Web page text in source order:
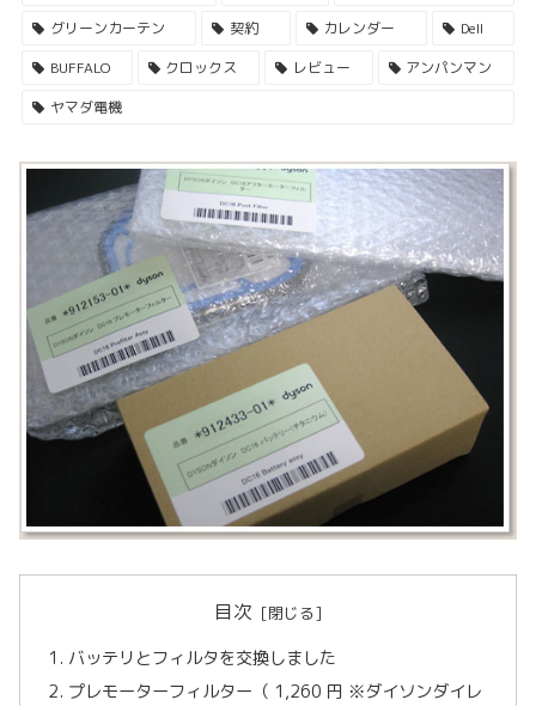
グリーンカーテン
契約 カレンダー
Dell
BUFFALO
クロックス レビュー
アンパンマン
ヤマダ電機
目次
バッテリとフィルタを交換しました
プレモーターフィルター（ 1,260 円 ※ダイソンダイレ